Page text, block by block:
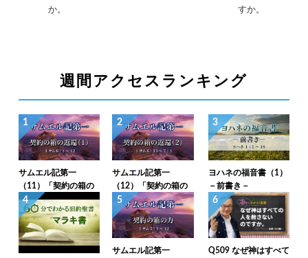
か。
すか。
週間アクセスランキング
1
サムエル記第一
（11）「契約の箱の
返還（1）」1サム6：
1～12
2
サムエル記第一
（12）「契約の箱の
返還（2）」1サム6：
13～7：1
3
ヨハネの福音書（1）
－前書き－
4 5
サムエル記第一
6
Q509 なぜ神はすべて